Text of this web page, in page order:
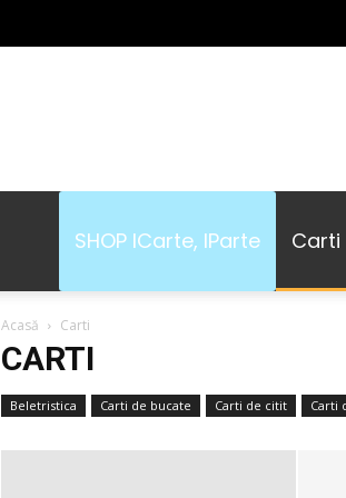
SHOP ICarte, IParte Carti
Acasă Carti
CARTI
Beletristica Carti de bucate Carti de citit Carti